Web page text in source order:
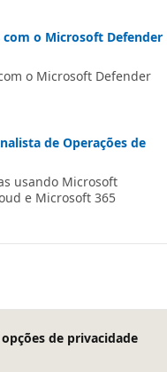
com o Microsoft Defender
o Microsoft Defender
de Operações de
usando Microsoft
e Microsoft 365
opções de privacidade